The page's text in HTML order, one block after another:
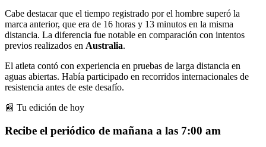
Cabe destacar que el tiempo registrado por el hombre superó la
marca anterior, que era de 16 horas y 13 minutos en la misma
distancia. La diferencia fue notable en comparación con intentos
previos realizados en Australia.
El atleta contó con experiencia en pruebas de larga distancia en
aguas abiertas. Había participado en recorridos internacionales de
resistencia antes de este desafío.
📰 Tu edición de hoy
Recibe el periódico de mañana a las 7:00 am